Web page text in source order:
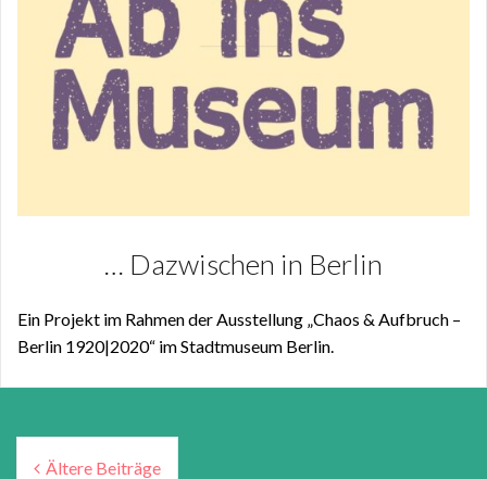
… Dazwischen in Berlin
Ein Projekt im Rahmen der Ausstellung „Chaos & Aufbruch –
Berlin 1920|2020“ im Stadtmuseum Berlin.
Beitragsnavigation
Ältere Beiträge